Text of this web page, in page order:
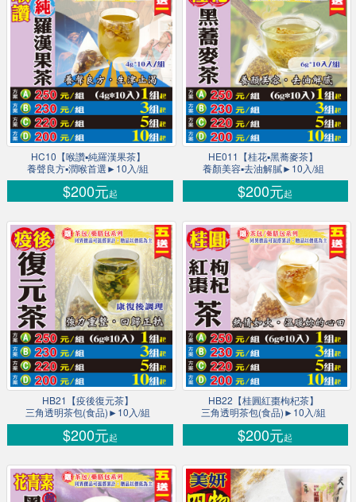
HC10【喉讚▪純羅漢果茶】
養聲良方▪潤喉首選►10入/組
$200元起
HE011【桂花▪黑蕎麥茶】
養顏美容▪去油解膩►10入/組
$200元起
HB21【疫後復元茶】
三角透明茶包(食品)►10入/組
$200元起
HB22【桂圓紅棗枸杞茶】
三角透明茶包(食品)►10入/組
$200元起